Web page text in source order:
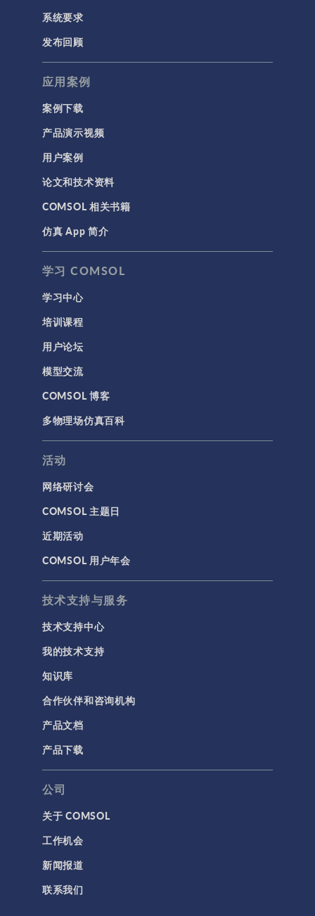
低频电磁学
半导体器件
带电粒子追踪
波动光学
等离子体物理
科学新闻
结构 & 声学
MEMS & 压电器件
声学与振动
岩土力学
材料模型
结构力学
结构动力学
API
代理模型
仿真 App
基于方程建模
安装与许可证管理
建模工具和定义
材料
物理场接口
用户界面
研究与求解器
简介
结果与可视化
网格
集群计算和云计算
3D 打印
AC/DC 模块
App 开发器简介视频
CFD 模块
系统要求
发布回顾
应用案例
案例下载
产品演示视频
用户案例
论文和技术资料
COMSOL 相关书籍
仿真 App 简介
学习 COMSOL
学习中心
培训课程
用户论坛
模型交流
COMSOL 博客
多物理场仿真百科
活动
网络研讨会
COMSOL 主题日
近期活动
COMSOL 用户年会
技术支持与服务
技术支持中心
我的技术支持
知识库
合作伙伴和咨询机构
产品文档
产品下载
公司
关于 COMSOL
工作机会
新闻报道
联系我们